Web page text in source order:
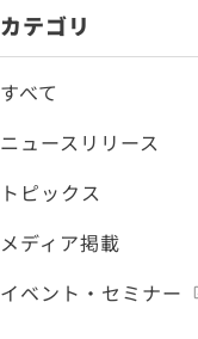
カテゴリ
すべて
ニュースリリース
トピックス
メディア掲載
イベント・セミナー